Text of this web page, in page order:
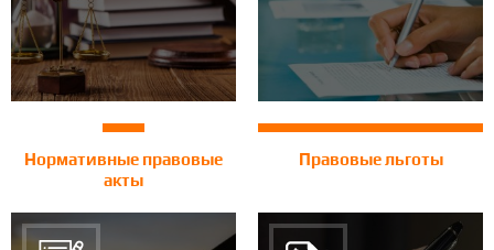
Нормативные правовые
акты
Правовые льготы